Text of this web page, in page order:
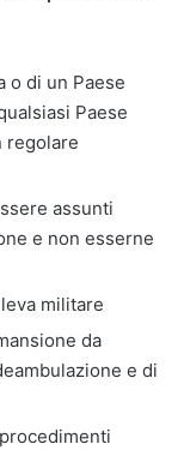
o di un Paese
Paese
regolare
assunti
e non esserne
militare
da
e di